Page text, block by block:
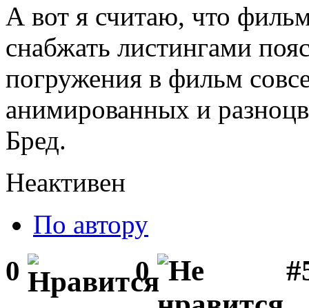
А вот я считаю, что
снабжать листингами
погружения в фильм
анимированных и
Бред.
Неактивен
По автору
0 0